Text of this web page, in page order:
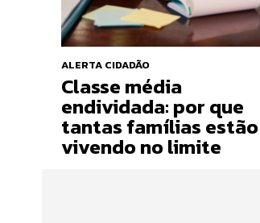
ALERTA CIDADÃO
Classe média
endividada: por que
tantas famílias estão
vivendo no limite